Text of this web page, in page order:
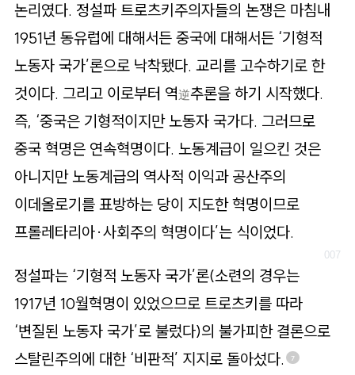
논리였다. 정설파 트로츠키주의자들의 논쟁은 마침내
1951년 동유럽에 대해서든 중국에 대해서든 ‘기형적
노동자 국가’론으로 낙착됐다. 교리를 고수하기로 한
것이다. 그리고 이로부터 역逆추론을 하기 시작했다.
즉, ‘중국은 기형적이지만 노동자 국가다. 그러므로
중국 혁명은 연속혁명이다. 노동계급이 일으킨 것은
아니지만 노동계급의 역사적 이익과 공산주의
이데올로기를 표방하는 당이 지도한 혁명이므로
프롤레타리아·사회주의 혁명이다’는 식이었다.
정설파는 ‘기형적 노동자 국가’론(소련의 경우는
1917년 10월혁명이 있었으므로 트로츠키를 따라
‘변질된 노동자 국가’로 불렀다)의 불가피한 결론으로
스탈린주의에 대한 ‘비판적’ 지지로 돌아섰다.
7